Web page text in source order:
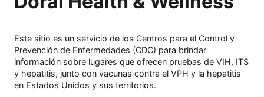
Este sitio es un servicio de los Centros para el Control y
Prevención de Enfermedades (CDC) para brindar
información sobre lugares que ofrecen pruebas de VIH, ITS
y hepatitis, junto con vacunas contra el VPH y la hepatitis
en Estados Unidos y sus territorios.